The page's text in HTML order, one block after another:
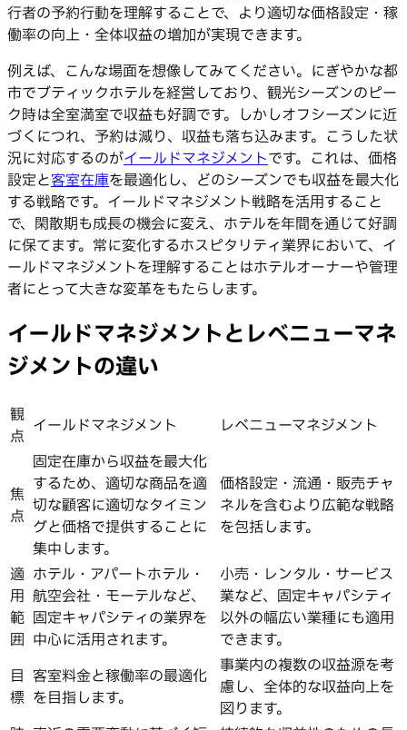
行者の予約行動を理解することで、より適切な価格設定・稼
働率の向上・全体収益の増加が実現できます。
例えば、こんな場面を想像してみてください。にぎやかな都
市でブティックホテルを経営しており、観光シーズンのピー
ク時は全室満室で収益も好調です。しかしオフシーズンに近
づくにつれ、予約は減り、収益も落ち込みます。こうした状
況に対応するのがイールドマネジメントです。これは、価格
設定と客室在庫を最適化し、どのシーズンでも収益を最大化
する戦略です。イールドマネジメント戦略を活用すること
で、閑散期も成長の機会に変え、ホテルを年間を通じて好調
に保てます。常に変化するホスピタリティ業界において、イ
ールドマネジメントを理解することはホテルオーナーや管理
者にとって大きな変革をもたらします。
イールドマネジメントとレベニューマネ
ジメントの違い
観
点 イールドマネジメント レベニューマネジメント
焦
点
固定在庫から収益を最大化
するため、適切な商品を適
切な顧客に適切なタイミン
グと価格で提供することに
集中します。
価格設定・流通・販売チャ
ネルを含むより広範な戦略
を包括します。
適
用
範
囲
ホテル・アパートホテル・
航空会社・モーテルなど、
固定キャパシティの業界を
中心に活用されます。
小売・レンタル・サービス
業など、固定キャパシティ
以外の幅広い業種にも適用
できます。
目
標
客室料金と稼働率の最適化
を目指します。
事業内の複数の収益源を考
慮し、全体的な収益向上を
図ります。